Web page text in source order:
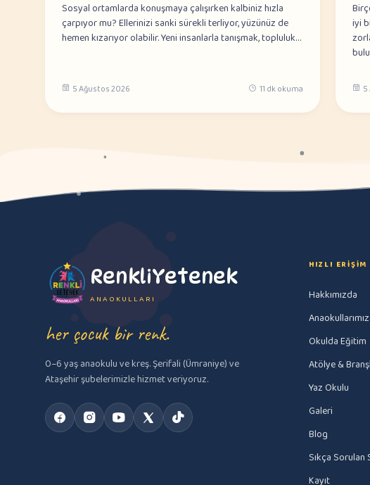
Sosyal ortamlarda konuşmaya çalışırken kalbiniz hızla
çarpıyor mu? Ellerinizi sanki sürekli terliyor, yüzünüz de
hemen kızarıyor olabilir. Yeni insanlarla tanışmak, topluluk…
5 Ağustos 2026 11 dk okuma
iyi
RenkliYetenek
ANAOKULLARI
her çocuk bir renk.
0–6 yaş anaokulu ve kreş. Şerifali (Ümraniye) ve
Ataşehir şubelerimizle hizmet veriyoruz.
HIZLI ERIŞIM
Hakkımızda
Anaokullarımız
Okulda Eğitim
Atölye &
Yaz Okulu
Galeri
Blog
Sıkça Sorulan
Kayıt